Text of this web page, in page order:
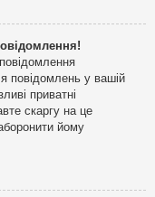
повідомлень у вашій
приватні
скаргу на це
йому